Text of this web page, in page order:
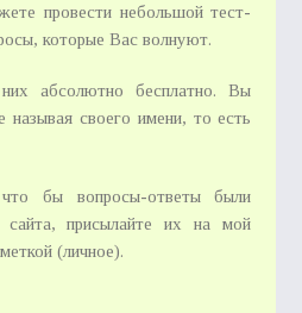
провести небольшой тест-
которые Вас волнуют.
абсолютно бесплатно. Вы
называя своего имени, то есть
бы вопросы-ответы были
сайта, присылайте их на мой
(личное).